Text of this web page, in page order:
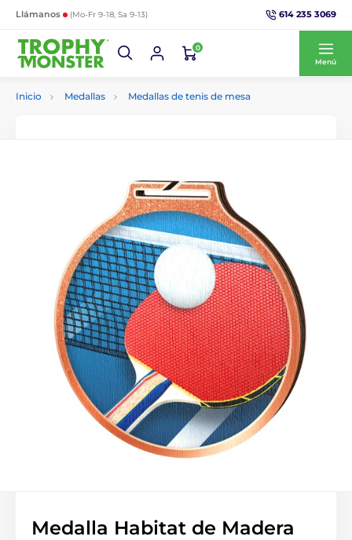
Llámanos (Mo-Fr 9-18, Sa 9-13) 614 235 3069
0
Menú
Inicio Medallas Medallas de tenis de mesa
Medalla Habitat de Madera